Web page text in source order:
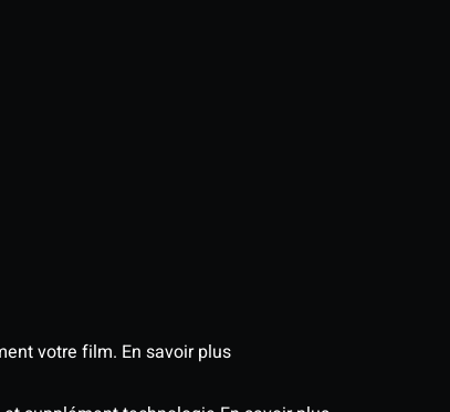
votre film. En savoir plus